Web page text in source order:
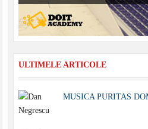
ULTIMELE ARTICOLE
MUSICA PURITAS